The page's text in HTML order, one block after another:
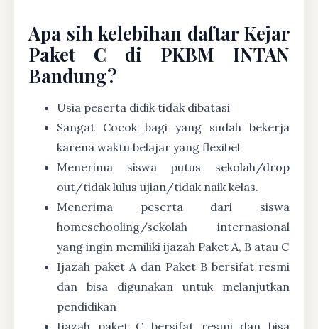
Apa sih kelebihan daftar Kejar
Paket C di PKBM INTAN
Bandung?
Usia peserta didik tidak dibatasi
Sangat Cocok bagi yang sudah bekerja
karena waktu belajar yang flexibel
Menerima siswa putus sekolah/drop
out/tidak lulus ujian/tidak naik kelas.
Menerima peserta dari siswa
homeschooling/sekolah internasional
yang ingin memiliki ijazah Paket A, B atau C
Ijazah paket A dan Paket B bersifat resmi
dan bisa digunakan untuk melanjutkan
pendidikan
Ijazah paket C bersifat resmi dan bisa